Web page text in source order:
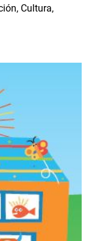
Cultura,